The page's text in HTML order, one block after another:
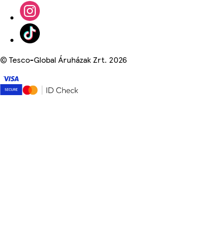
©Tesco-Global Áruházak Zrt. 2026